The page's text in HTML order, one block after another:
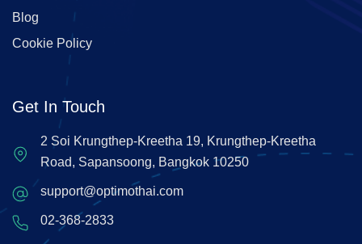
Blog
Cookie Policy
Get In Touch
2 Soi Krungthep-Kreetha 19, Krungthep-Kreetha
Road, Sapansoong, Bangkok 10250
support@optimothai.com
02-368-2833